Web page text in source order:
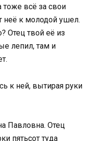
тоже всё за свои
неё к молодой ушел.
Отец твой её из
лепил, там и
к ней, вытирая руки
Павловна. Отец
пятьсот туда